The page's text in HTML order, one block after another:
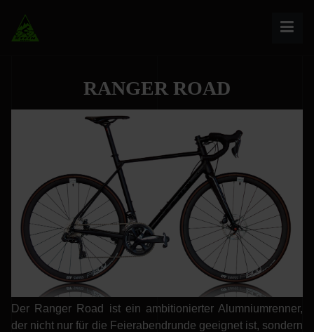
RANGER ROAD
Der Ranger Road ist ein ambitionierter Alumniumrenner,
der nicht nur für die Feierabendrunde geeignet ist, sondern